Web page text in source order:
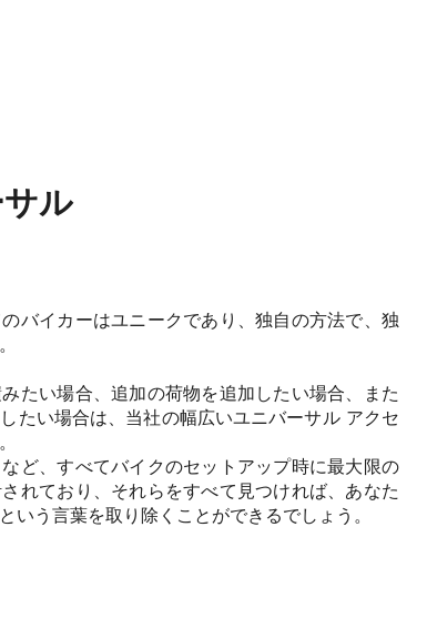
ル
バイカーはユニークであり、独自の方法で、独
たい場合、追加の荷物を追加したい場合、また
たい場合は、当社の幅広いユニバーサル アクセ
ど、すべてバイクのセットアップ時に最大限の
れており、それらをすべて見つければ、あなた
いう言葉を取り除くことができるでしょう。